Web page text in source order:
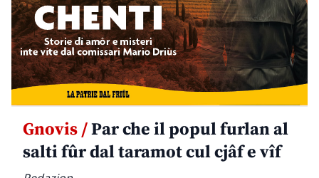
Gnovis /Par che il popul furlan al
salti fûr dal taramot cul cjâf e vîf